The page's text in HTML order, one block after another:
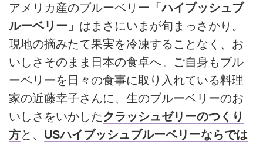
アメリカ産のブルーベリー 「ハイブッシュブ
ルーベリー」 はまさにいまが旬まっさかり。
現地の摘みたて果実を冷凍することなく、お
いしさそのまま日本の食卓へ。ご自身もブル
ーベリーを日々の食事に取り入れている料理
家の近藤幸子さんに、生のブルーベリーのお
いしさをいかしたクラッシュゼリーのつくり
方と、 USハイブッシュブルーベリーならでは